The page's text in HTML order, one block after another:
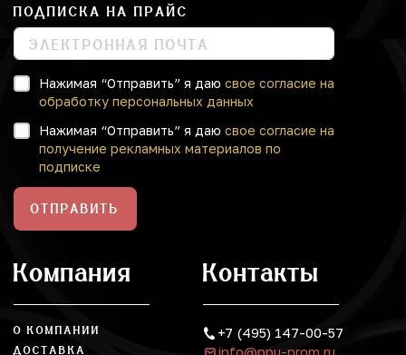
ПОДПИСКА НА ПРАЙС
Нажимая “Отправить” я даю свое согласие на
обработку персональных данных
Нажимая “Отправить” я даю свое согласие на
получение рекламных материалов по
подписке
ОТПРАВИТЬ
Компания
О КОМПАНИИ
ДОСТАВКА
Контакты
+7 (495) 147-00-57
info@ppu-prom.ru